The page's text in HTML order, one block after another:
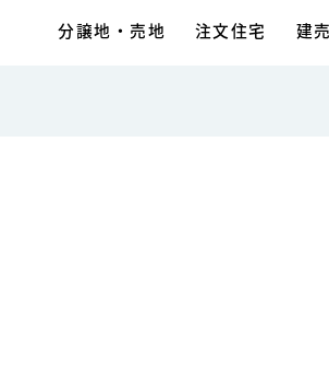
分譲地・売地 注文住宅 建